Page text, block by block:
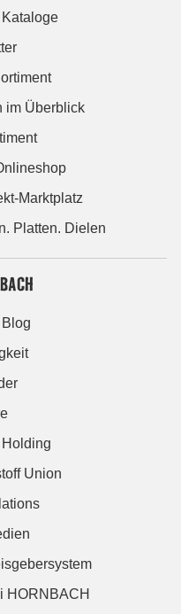
im Überblick
Marktplatz
Platten. Dielen
Union
HORNBACH